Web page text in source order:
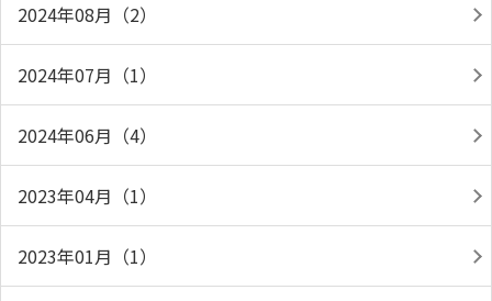
2024年08月（2）
2024年07月（1）
2024年06月（4）
2023年04月（1）
2023年01月（1）